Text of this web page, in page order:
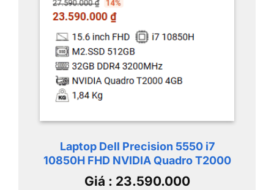
Laptop Dell Precision 5550 i7
10850H FHD NVIDIA Quadro T2000
Giá : 23.590.000